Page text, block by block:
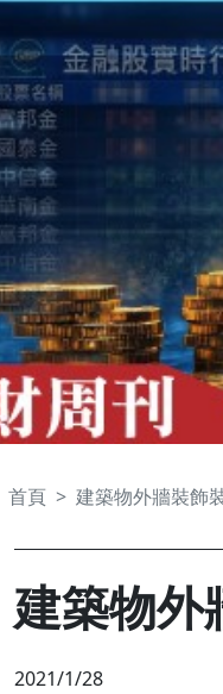
首頁 建築物外牆裝飾
建築物外
2021/1/28